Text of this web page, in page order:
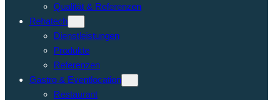
Qualität & Referenzen
Rehatech
Dienstleistungen
Produkte
Referenzen
Gastro & Eventlocation
Restaurant